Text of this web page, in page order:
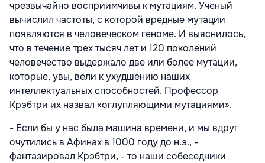
чрезвычайно восприимчивы к мутациям. Ученый
вычислил частоты, с которой вредные мутации
появляются в человеческом геноме. И выяснилось,
что в течение трех тысяч лет и 120 поколений
человечество выдержало две или более мутации,
которые, увы, вели к ухудшению наших
интеллектуальных способностей. Профессор
Крэбтри их назвал «оглупляющими мутациями».
- Если бы у нас была машина времени, и мы вдруг
очутились в Афинах в 1000 году до н.э., -
фантазировал Крэбтри, - то наши собеседники